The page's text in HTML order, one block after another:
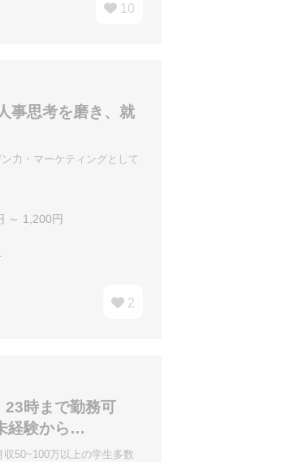
10
事思考を磨き、就
力・マーケティングとして
1,200円
2
23時まで勤務可
経験から…
50~100万以上の学生多数